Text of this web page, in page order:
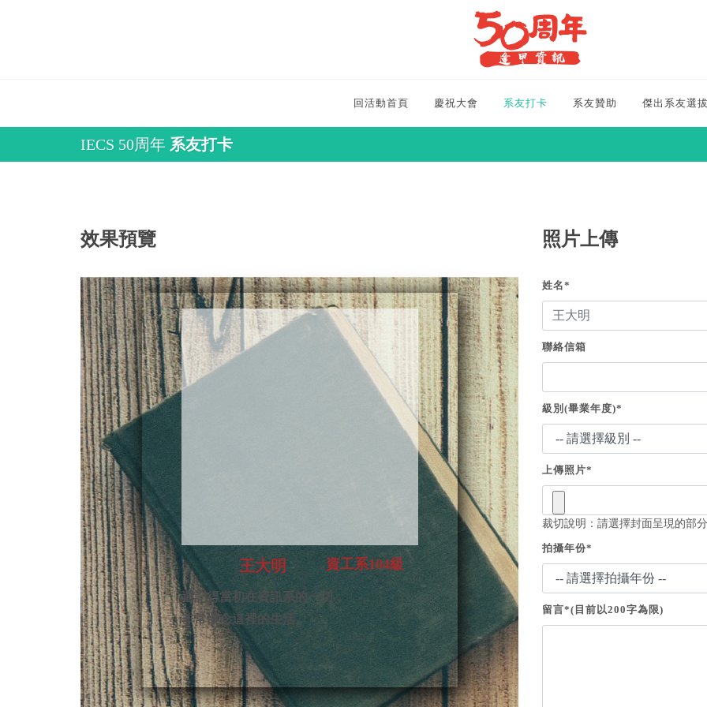
回活動首頁 慶祝大會 系友打卡 系友贊助 傑出系友選拔
IECS 50周年 系友打卡
照片上傳
姓名*
聯絡信箱
級別(畢業年度)*
上傳照片*
裁切說明：請選擇封面呈現的部
拍攝年份*
留言*(目前以200字為限)
效果預覽
還記得當初在資訊系的一切，
非常懷念這裡的生活。